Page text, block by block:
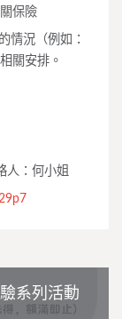
保險
情況（例如：
關安排。
：何小姐
系列活動